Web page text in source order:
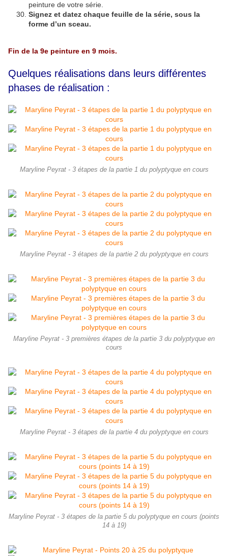
peinture de votre série.
Signez et datez chaque feuille de la série, sous la
forme d’un sceau.
Fin de la 9e peinture en 9 mois.
Quelques réalisations dans leurs différentes
phases de réalisation :
Maryline Peyrat - 3 étapes de la partie 1 du polyptyque en cours
Maryline Peyrat - 3 étapes de la partie 2 du polyptyque en cours
Maryline Peyrat - 3 premières étapes de la partie 3 du polyptyque en
cours
Maryline Peyrat - 3 étapes de la partie 4 du polyptyque en cours
Maryline Peyrat - 3 étapes de la partie 5 du polyptyque en cours (points
14 à 19)